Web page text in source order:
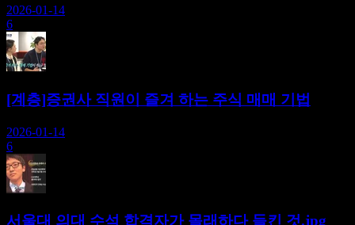
2026-01-14
6
[계층]증권사 직원이 즐겨 하는 주식 매매 기법
2026-01-14
6
서울대 의대 수석 합격자가 몰래하다 들킨 것.jpg